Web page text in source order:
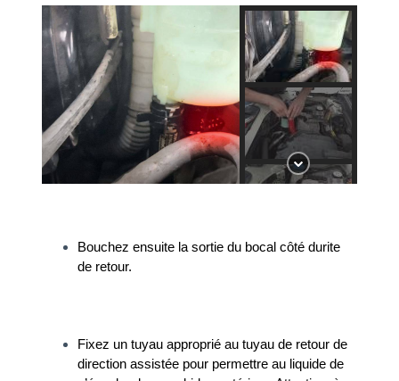
Bouchez ensuite la sortie du bocal côté durite
de retour.
Fixez un tuyau approprié au tuyau de retour de
direction assistée pour permettre au liquide de